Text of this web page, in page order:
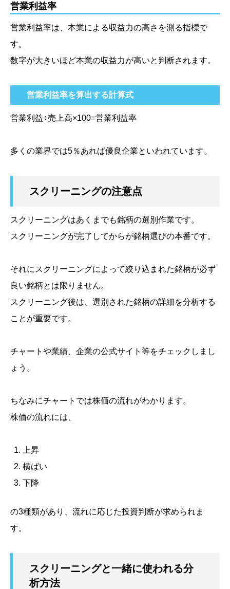
営業利益率
営業利益率は、本業による収益力の高さを測る指標で
す。
数字が大きいほど本業の収益力が高いと判断されます。
営業利益率を算出する計算式
営業利益÷売上高×100=営業利益率
多くの業界では5％あれば優良企業といわれています。
スクリーニングの注意点
スクリーニングはあくまでも銘柄の選別作業です。
スクリーニングが完了してからが銘柄選びの本番です。
それにスクリーニングによって絞り込まれた銘柄が必ず
良い銘柄とは限りません。
スクリーニング後は、選別された銘柄の詳細を分析する
ことが重要です。
チャートや業績、企業の公式サイト等をチェックしまし
ょう。
ちなみにチャートでは株価の流れがわかります。
株価の流れには、
上昇
横ばい
下降
の3種類があり、流れに応じた投資判断が求められま
す。
スクリーニングと一緒に使われる分
析方法